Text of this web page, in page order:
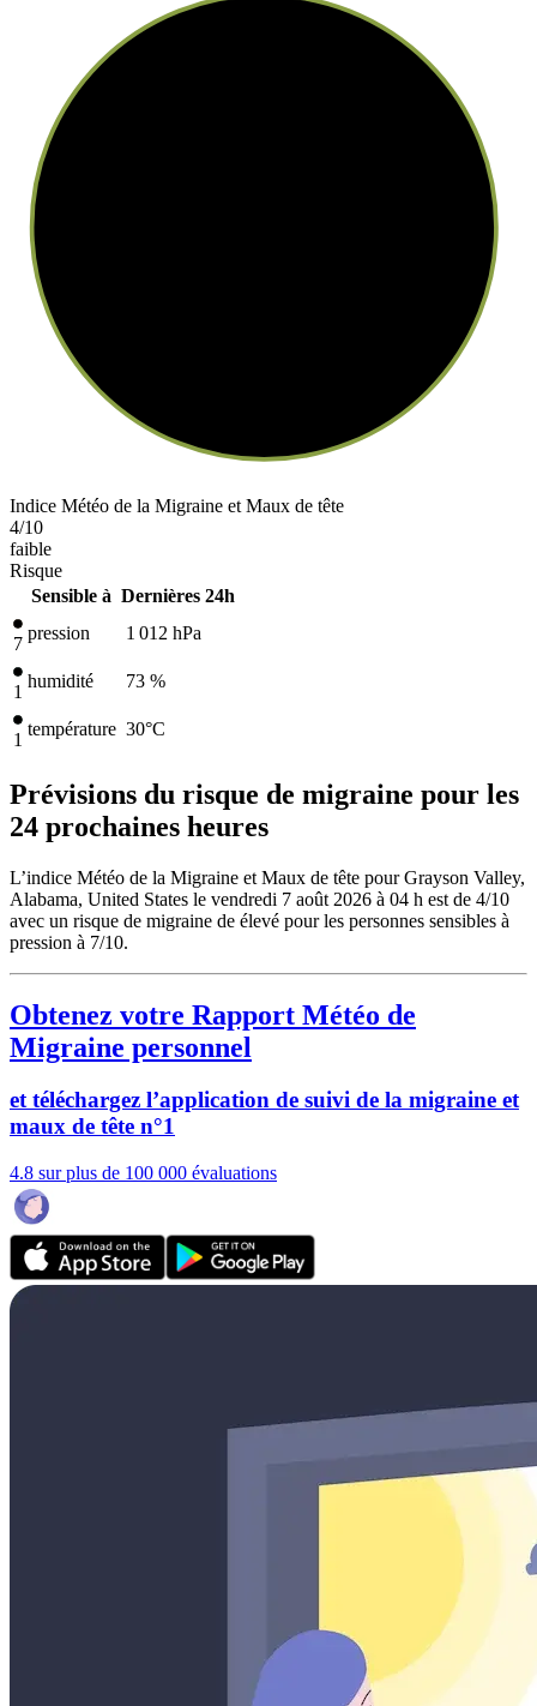
Indice Météo de la Migraine et Maux de tête
4/10
faible
Risque
Sensible à Dernières 24h
7
pression 1 012 hPa
1
humidité 73 %
1
température 30°C
Prévisions du risque de migraine pour les
24 prochaines heures
L’indice Météo de la Migraine et Maux de tête pour Grayson Valley,
Alabama, United States le vendredi 7 août 2026 à 04 h est de 4/10
avec un risque de migraine de élevé pour les personnes sensibles à
pression à 7/10.
Obtenez votre Rapport Météo de
Migraine personnel
et téléchargez l’application de suivi de la migraine et
maux de tête n°1
4.8 sur plus de 100 000 évaluations